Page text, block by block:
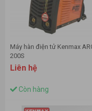
Máy hàn điện tử Kenmax
200S
Liên hệ
Còn hàng